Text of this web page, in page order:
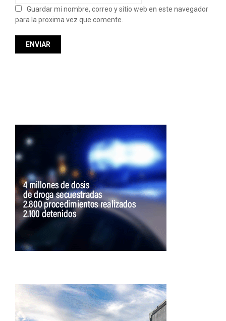
Guardar mi nombre, correo y sitio web en este navegador
para la proxima vez que comente.